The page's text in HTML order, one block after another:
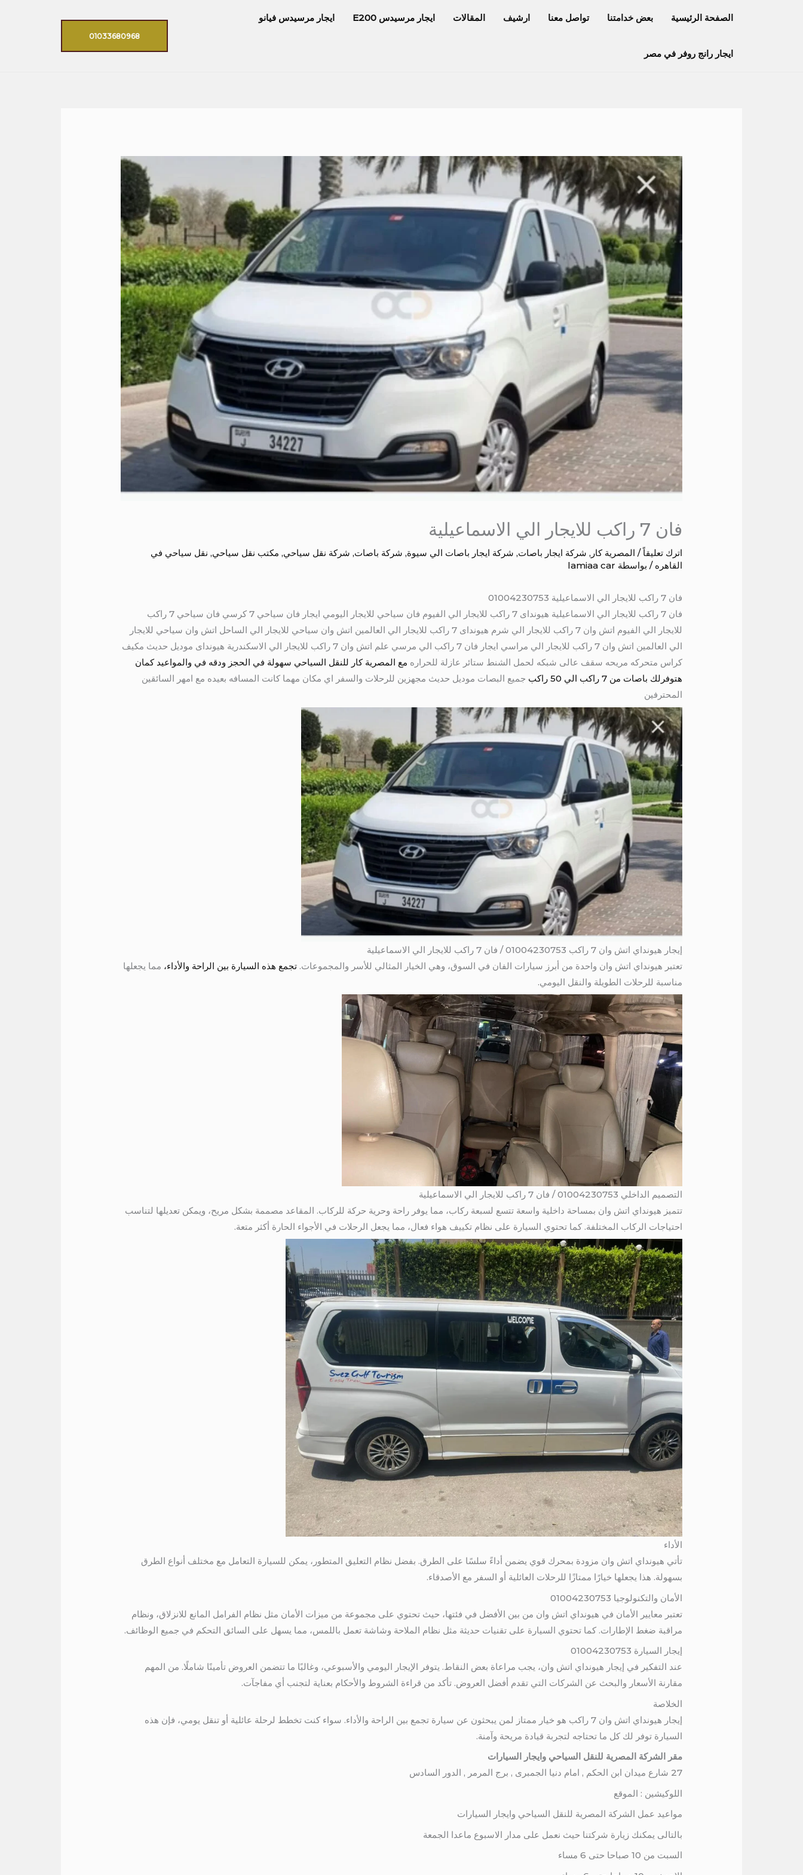
الصفحة الرئيسية بعض خدامتنا تواصل معنا ارشيف المقالات ايجار مرسيدس E200 ايجار مرسيدس فيانو
ايجار رانج روفر في مصر
01033680968
فان 7 راكب للايجار الي الاسماعيلية
اترك تعليقاً / المصرية كار , شركة ايجار باصات, شركة ايجار باصات الي سيوة, شركة باصات, شركة نقل سياحي, مكتب نقل سياحي, نقل سياحي في
القاهره / بواسطة lamiaa car
فان 7 راكب للايجار الي الاسماعيلية 01004230753
فان 7 راكب للايجار الي الاسماعيلية هيونداى 7 راكب للايجار الي الفيوم فان سياحي للايجار اليومي ايجار فان سياحي 7 كرسي فان سياحي 7 راكب
للايجار الي الفيوم اتش وان 7 راكب للايجار الي شرم هيونداى 7 راكب للايجار الي العالمين اتش وان سياحي للايجار الي الساحل اتش وان سياحي للايجار
الي العالمين اتش وان 7 راكب للايجار الي مراسي ايجار فان 7 راكب الي مرسي علم اتش وان 7 راكب للايجار الي الاسكندرية هيونداى موديل حديث مكيف
كراس متحركه مريحه سقف عالى شبكه لحمل الشنط ستائر عازلة للحراره مع المصرية كار للنقل السياحي سهولة في الحجز ودقه في والمواعيد كمان
هتوفرلك باصات من 7 راكب الي 50 راكب
جميع البصات موديل حديث مجهزين للرحلات والسفر اي مكان مهما كانت المسافه بعيده مع امهر السائقين
المحترفين
إيجار هيونداي اتش وان 7 راكب 01004230753 / فان 7 راكب للايجار الي الاسماعيلية
تعتبر هيونداي اتش وان واحدة من أبرز سيارات الفان في السوق، وهي الخيار المثالي للأسر والمجموعات. تجمع هذه السيارة بين الراحة والأداء، مما يجعلها
مناسبة للرحلات الطويلة والنقل اليومي.
التصميم الداخلي 01004230753 / فان 7 راكب للايجار الي الاسماعيلية
تتميز هيونداي اتش وان بمساحة داخلية واسعة تتسع لسبعة ركاب، مما يوفر راحة وحرية حركة للركاب. المقاعد مصممة بشكل مريح، ويمكن تعديلها لتناسب
احتياجات الركاب المختلفة. كما تحتوي السيارة على نظام تكييف هواء فعال، مما يجعل الرحلات في الأجواء الحارة أكثر متعة.
الأداء
تأتي هيونداي اتش وان مزودة بمحرك قوي يضمن أداءً سلسًا على الطرق. بفضل نظام التعليق المتطور، يمكن للسيارة التعامل مع مختلف أنواع الطرق
بسهولة. هذا يجعلها خيارًا ممتازًا للرحلات العائلية أو السفر مع الأصدقاء.
الأمان والتكنولوجيا 01004230753
تعتبر معايير الأمان في هيونداي اتش وان من بين الأفضل في فئتها، حيث تحتوي على مجموعة من ميزات الأمان مثل نظام الفرامل المانع للانزلاق، ونظام
مراقبة ضغط الإطارات. كما تحتوي السيارة على تقنيات حديثة مثل نظام الملاحة وشاشة تعمل باللمس، مما يسهل على السائق التحكم في جميع الوظائف.
إيجار السيارة 01004230753
عند التفكير في إيجار هيونداي اتش وان، يجب مراعاة بعض النقاط. يتوفر الإيجار اليومي والأسبوعي، وغالبًا ما تتضمن العروض تأمينًا شاملًا. من المهم
مقارنة الأسعار والبحث عن الشركات التي تقدم أفضل العروض. تأكد من قراءة الشروط والأحكام بعناية لتجنب أي مفاجآت.
الخلاصة
إيجار هيونداي اتش وان 7 راكب هو خيار ممتاز لمن يبحثون عن سيارة تجمع بين الراحة والأداء. سواء كنت تخطط لرحلة عائلية أو تنقل يومي، فإن هذه
السيارة توفر لك كل ما تحتاجه لتجربة قيادة مريحة وآمنة.
مقر الشركة المصرية للنقل السياحي وايجار السيارات
27 شارع ميدان ابن الحكم , امام دنيا الجمبرى , برج المرمر , الدور السادس
اللوكيشين : الموقع
مواعيد عمل الشركة المصرية للنقل السياحي وايجار السيارات
بالتالى يمكنك زيارة شركتنا حيث نعمل على مدار الاسبوع ماعدا الجمعة
السبت من 10 صباحا حتى 6 مساء